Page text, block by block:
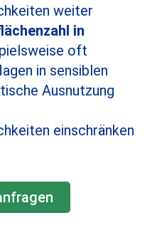
weiter
in
oft
in sensiblen
Ausnutzung
einschränken